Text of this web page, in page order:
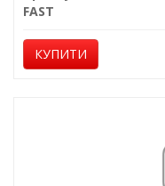
FAST
КУПИТИ